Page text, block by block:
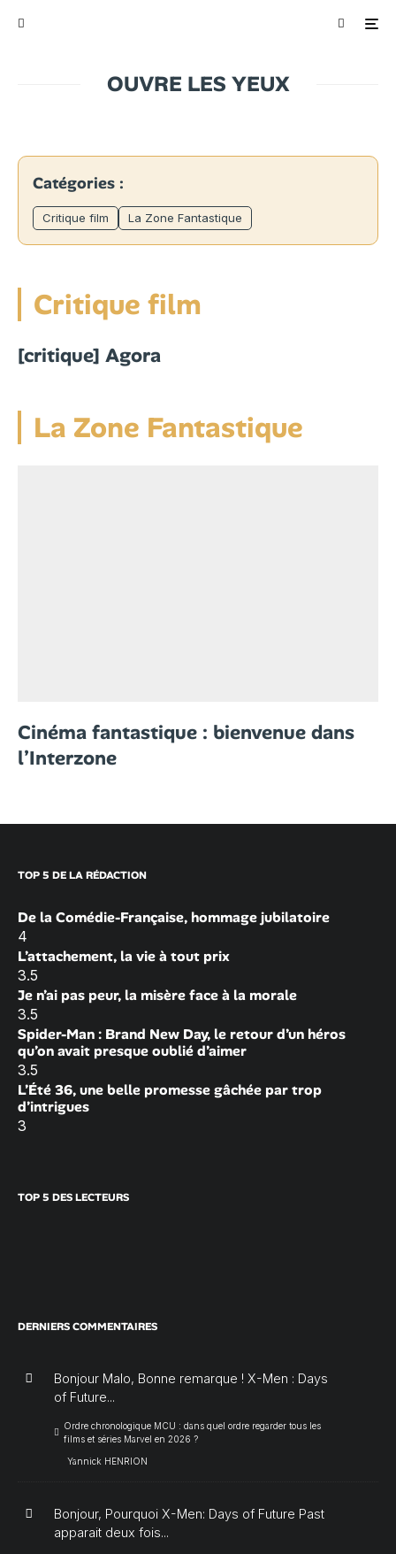
OUVRE LES YEUX
Catégories :
Critique film La Zone Fantastique
Critique film
[critique] Agora
La Zone Fantastique
Cinéma fantastique : bienvenue dans
l’Interzone
TOP 5 DE LA RÉDACTION
De la Comédie-Française, hommage jubilatoire
4
L’attachement, la vie à tout prix
3.5
Je n’ai pas peur, la misère face à la morale
3.5
Spider-Man : Brand New Day, le retour d’un héros
qu’on avait presque oublié d’aimer
3.5
L’Été 36, une belle promesse gâchée par trop
d’intrigues
3
TOP 5 DES LECTEURS
DERNIERS COMMENTAIRES
Bonjour Malo, Bonne remarque ! X-Men : Days
of Future...
Ordre chronologique MCU : dans quel ordre regarder tous les
films et séries Marvel en 2026 ?
Yannick HENRION
Bonjour, Pourquoi X-Men: Days of Future Past
apparait deux fois...